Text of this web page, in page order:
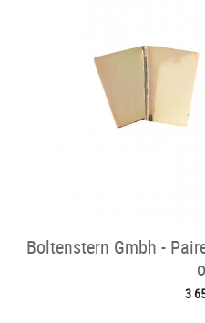
Boltenstern Gmbh -
3